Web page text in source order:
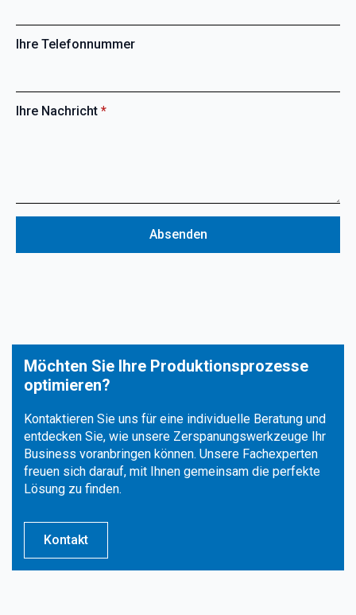
Ihre Telefonnummer
Ihre Nachricht *
Absenden
Möchten Sie Ihre Produktionsprozesse
optimieren?
Kontaktieren Sie uns für eine individuelle Beratung und
entdecken Sie, wie unsere Zerspanungswerkzeuge Ihr
Business voranbringen können. Unsere Fachexperten
freuen sich darauf, mit Ihnen gemeinsam die perfekte
Lösung zu finden.
Kontakt